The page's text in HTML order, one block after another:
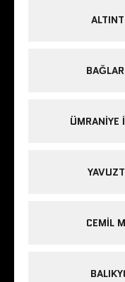
ÜMRANIYE
CEMIL